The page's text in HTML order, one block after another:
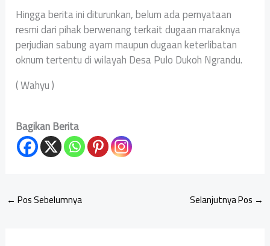
Hingga berita ini diturunkan, belum ada pernyataan
resmi dari pihak berwenang terkait dugaan maraknya
perjudian sabung ayam maupun dugaan keterlibatan
oknum tertentu di wilayah Desa Pulo Dukoh Ngrandu.
( Wahyu )
Bagikan Berita
← Pos Sebelumnya Selanjutnya Pos →